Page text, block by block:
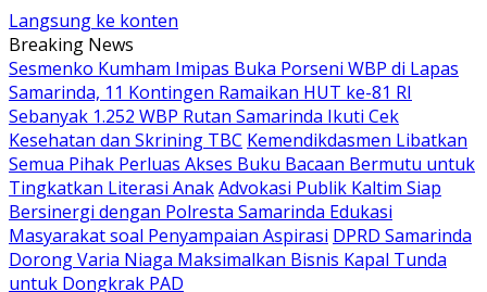
Langsung ke konten
Breaking News
Sesmenko Kumham Imipas Buka Porseni WBP di Lapas
Samarinda, 11 Kontingen Ramaikan HUT ke-81 RI
Sebanyak 1.252 WBP Rutan Samarinda Ikuti Cek
Kesehatan dan Skrining TBC Kemendikdasmen Libatkan
Semua Pihak Perluas Akses Buku Bacaan Bermutu untuk
Tingkatkan Literasi AnakAdvokasi Publik Kaltim Siap
Bersinergi dengan Polresta Samarinda Edukasi
Masyarakat soal Penyampaian Aspirasi DPRD Samarinda
Dorong Varia Niaga Maksimalkan Bisnis Kapal Tunda
untuk Dongkrak PAD